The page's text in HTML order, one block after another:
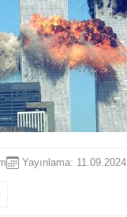
Yayınlama: 11.09.2024